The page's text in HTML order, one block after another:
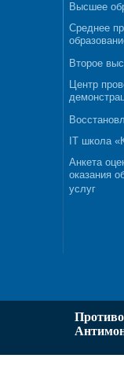
Высшее
Среднее
Второе
Центр
IT школа
Анкета
оказания
услуг